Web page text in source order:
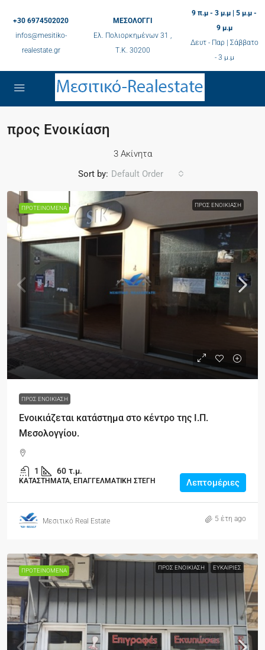
+30 6974502020
infos@mesitiko-
realestate.gr
ΜΕΣΟΛΟΓΓΙ
Ελ. Πολιορκημένων 31 ,
Τ.K. 30200
9 π.μ - 3 μ.μ | 5 μ.μ -
9 μ.μ
Δευτ - Παρ | Σάββατο
- 3 μ.μ
προς Ενοικίαση
3 Ακίνητα
Sort by: Default Order
ΠΡΟΤΕΙΝΌΜΕΝΑ ΠΡΟΣ ΕΝΟΙΚΊΑΣΗ
€6.00
ΠΡΟΣ ΕΝΟΙΚΊΑΣΗ
Ενοικιάζεται κατάστημα στο κέντρο της Ι.Π.
Μεσολογγίου.
1 60 τ.μ.
ΚΑΤΑΣΤΗΜΑΤΑ, ΕΠΑΓΓΕΛΜΑΤΙΚΗ ΣΤΕΓΗ Λεπτομέριες
Μεσιτικό Real Estate 5 έτη ago
ΠΡΟΤΕΙΝΌΜΕΝΑ ΠΡΟΣ ΕΝΟΙΚΊΑΣΗ ΕΥΚΑΙΡΊΕΣ